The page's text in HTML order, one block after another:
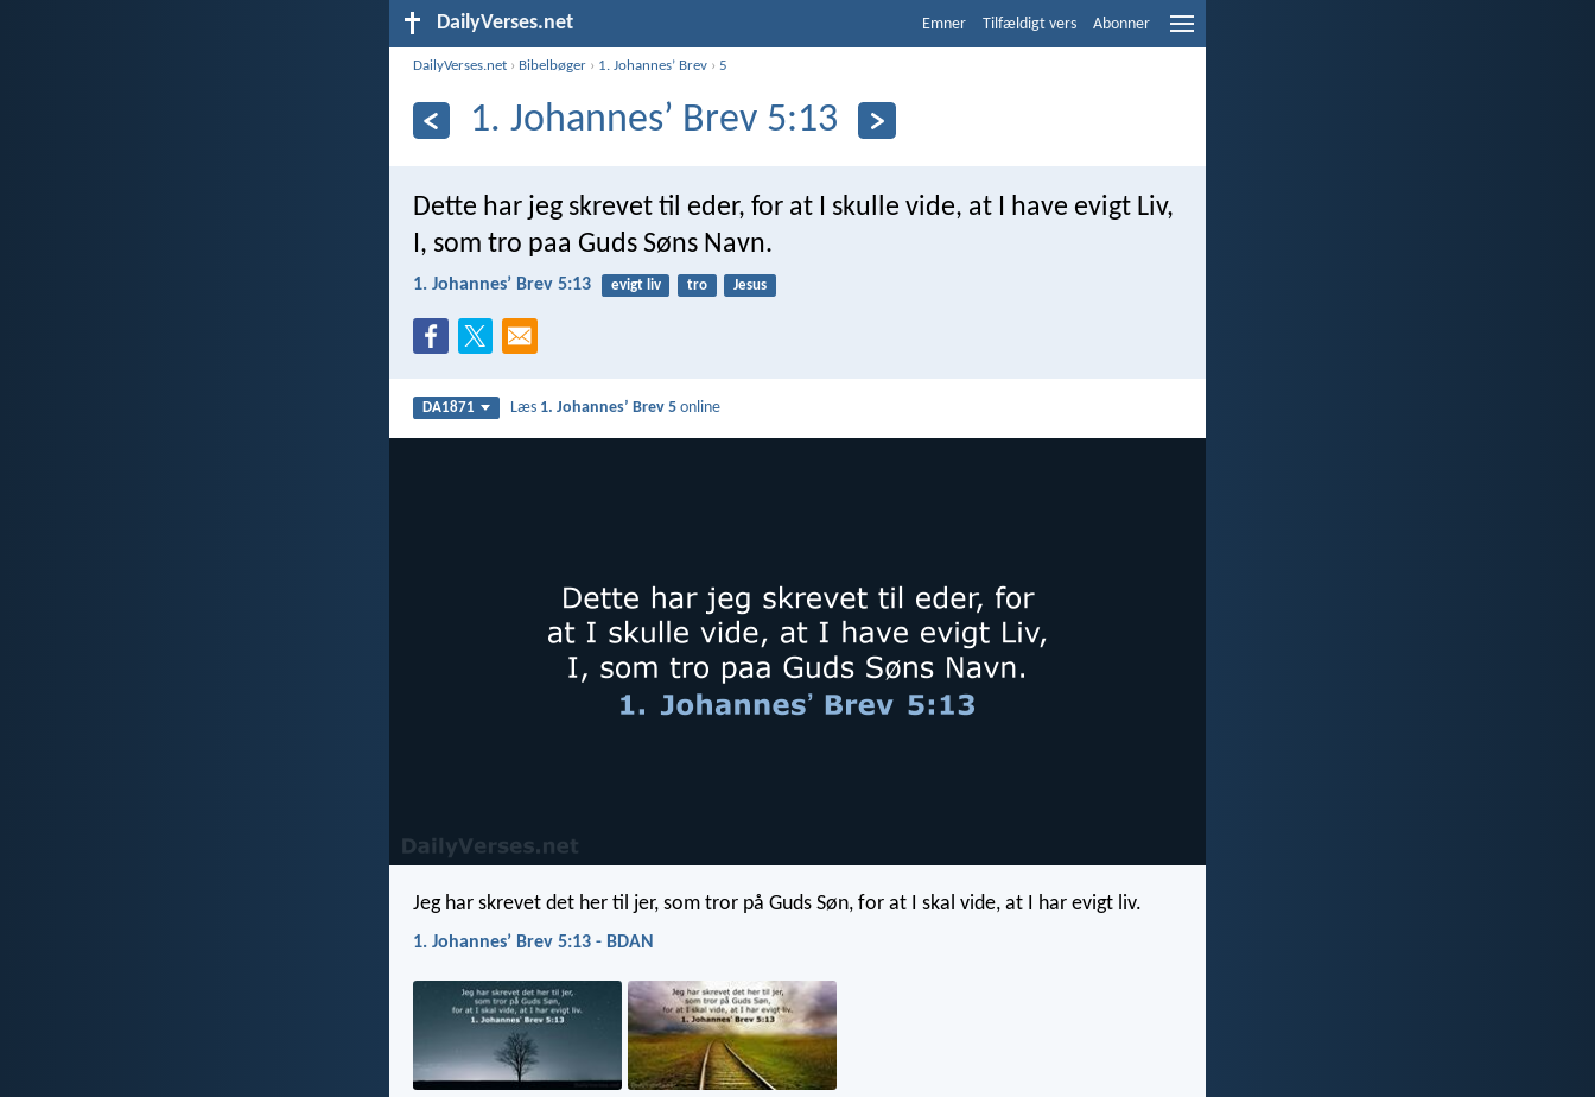
DailyVerses.net Emner Tilfældigt vers Abonner
DailyVerses.net › Bibelbøger › 1. Johannesʼ Brev ›5
1. Johannesʼ Brev 5:13
Dette har jeg skrevet til eder, for at I skulle vide, at I have evigt Liv,
I, som tro paa Guds Søns Navn.
1. Johannesʼ Brev 5:13 evigt liv tro Jesus
DA1871 Læs 1. Johannesʼ Brev 5 online
Jeg har skrevet det her til jer, som tror på Guds Søn, for at I skal vide, at I har evigt liv.
1. Johannesʼ Brev 5:13 - BDAN